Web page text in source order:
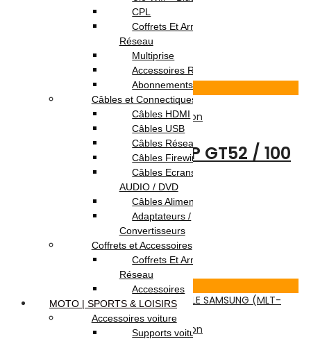
Ajouter au panier
Consommable,Impression
BOUTEILLE D’ENCRE HP GT52 / 100
ML / CYAN
DT
Ajouter au panier
Consommable,Impression
CPL
Coffrets Et Armoires
Réseau
Multiprise
Accessoires Réseau
Abonnements Internet
Câbles et Connectiques
Câbles HDMI
Câbles USB
Câbles Réseau
Câbles Firewire
Câbles Ecrans TV /
AUDIO / DVD
Câbles Alimentation
Adaptateurs /
Convertisseurs
Coffrets et Accessoires
Coffrets Et Armoires
Réseau
Accessoires
MOTO | SPORTS & LOISIRS
Accessoires voiture
Supports voiture